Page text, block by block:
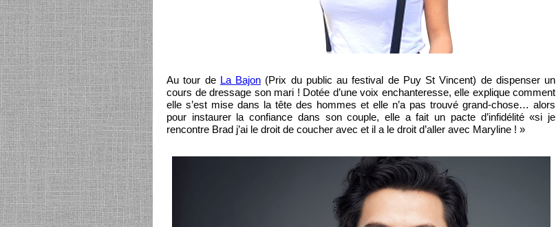
Au tour de La Bajon (Prix du public au festival de Puy St Vincent) de dispenser un
cours de dressage son mari ! Dotée d’une voix enchanteresse, elle explique comment
elle s’est mise dans la tête des hommes et elle n’a pas trouvé grand-chose… alors
pour instaurer la confiance dans son couple, elle a fait un pacte d’infidélité «si je
rencontre Brad j’ai le droit de coucher avec et il a le droit d’aller avec Maryline ! »